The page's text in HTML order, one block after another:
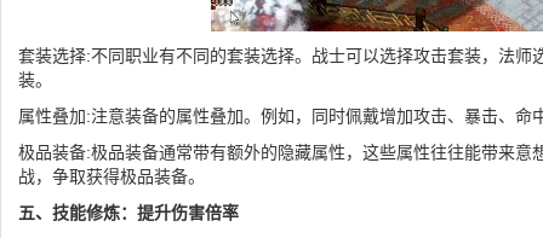
套装选择:不同职业有不同的套装选择。战士可以选择攻击套装，法师
装。
属性叠加:注意装备的属性叠加。例如，同时佩戴增加攻击、暴击、命
极品装备:极品装备通常带有额外的隐藏属性，这些属性往往能带来意
战，争取获得极品装备。
五、技能修炼：提升伤害倍率